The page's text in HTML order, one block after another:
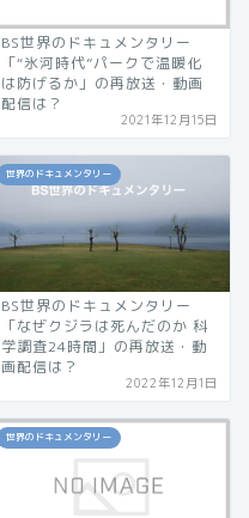
BS世界のドキュメンタリー
「“氷河時代”パークで温暖化
は防げるか」の再放送・動画
配信は？
2021年12月15日
世界のドキュメンタリー
BS世界のドキュメンタリー
「なぜクジラは死んだのか 科
学調査24時間」の再放送・動
画配信は？
2022年12月1日
世界のドキュメンタリー